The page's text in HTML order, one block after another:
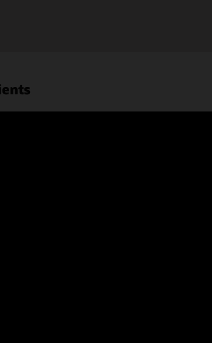
pour favoriser l’excellence opérationnelle et la